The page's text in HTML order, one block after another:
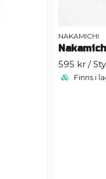
NAKAMICHI
595 kr /
Finns i